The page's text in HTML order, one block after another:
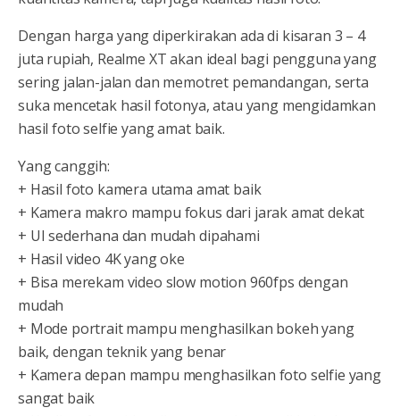
Dengan harga yang diperkirakan ada di kisaran 3 – 4
juta rupiah, Realme XT akan ideal bagi pengguna yang
sering jalan-jalan dan memotret pemandangan, serta
suka mencetak hasil fotonya, atau yang mengidamkan
hasil foto selfie yang amat baik.
Yang canggih:
+ Hasil foto kamera utama amat baik
+ Kamera makro mampu fokus dari jarak amat dekat
+ UI sederhana dan mudah dipahami
+ Hasil video 4K yang oke
+ Bisa merekam video slow motion 960fps dengan
mudah
+ Mode portrait mampu menghasilkan bokeh yang
baik, dengan teknik yang benar
+ Kamera depan mampu menghasilkan foto selfie yang
sangat baik